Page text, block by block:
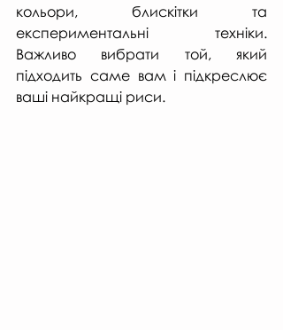
кольори, блискітки та
експериментальні техніки.
Важливо вибрати той, який
підходить саме вам і підкреслює
ваші найкращі риси.